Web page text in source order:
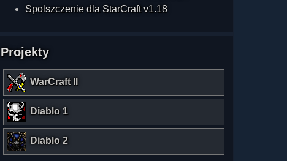
Spolszczenie dla StarCraft v1.18
Projekty
WarCraft II
Diablo 1
Diablo 2